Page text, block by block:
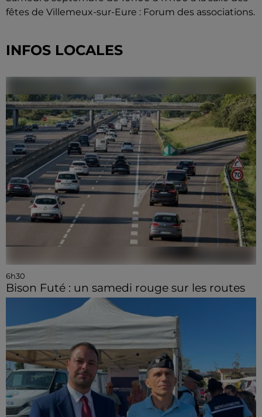
fêtes de Villemeux-sur-Eure : Forum des associations.
INFOS LOCALES
6h30
Bison Futé : un samedi rouge sur les routes